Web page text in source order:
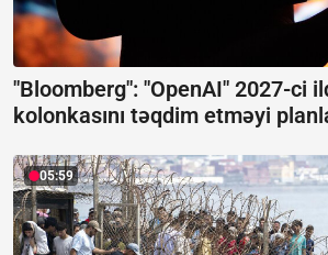
"Bloomberg": "OpenAI" 2027-ci
kolonkasını təqdim etməyi
05:59